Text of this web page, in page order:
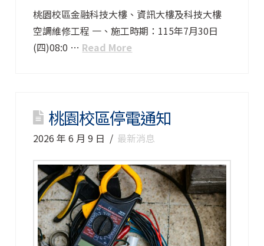
桃園校區金融科技大樓、資訊大樓及科技大樓
空調維修工程 一、施工時期：115年7月30日
(四)08:0 … Read More
桃園校區停電通知
2026 年 6 月 9 日 最新消息